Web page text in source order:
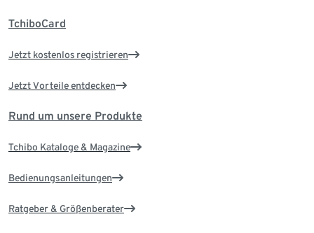
TchiboCard
Jetzt kostenlos registrieren
Jetzt Vorteile entdecken
Rund um unsere Produkte
Tchibo Kataloge & Magazine
Bedienungsanleitungen
Ratgeber & Größenberater